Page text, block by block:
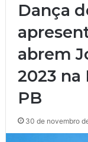
Dança
abrem
2023 na
PB
30 de novembro